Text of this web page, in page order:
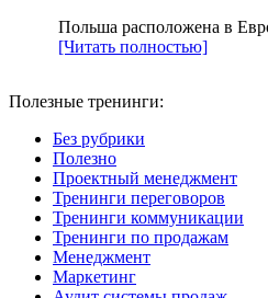
Польша расположена в
[Читать полностью]
Полезные тренинги:
Без рубрики
Полезно
Проектный менеджмент
Тренинги переговоров
Тренинги коммуникации
Тренинги по продажам
Менеджмент
Маркетинг